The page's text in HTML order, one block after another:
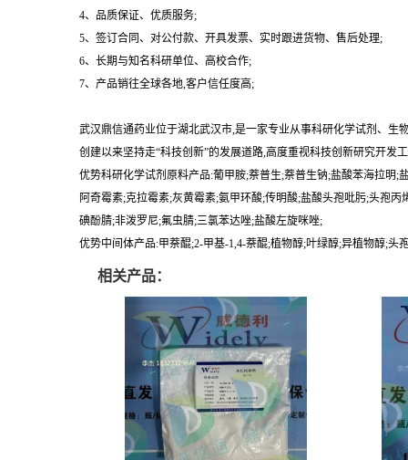
4、品质保证、优质服务;
5、签订合同、对公付款、开具发票、实时跟进货物、售后处理;
6、长期与知名科研单位、高校合作;
7、产品销往全球各地,客户信任度高;
武汉鼎信通药业位于湖北武汉市,是一家专业从事科研化学试剂、
创建以来坚持走“科技创新”的发展道路,高度重视科技创新研究开发
优势科研化学试剂原料产品:葡甲胺;萘普生;萘普生钠;盐酸苯海拉明
阿奇霉素;克拉霉素;灰黄霉素;氨甲环酸;传明酸;盐酸头孢吡肟;头孢
碘酚腈;非泼罗尼;氟虫腈;三氯苯达唑;盐酸左旋咪唑;
优势中间体产品:甲萘醌;2-甲基-1,4-萘醌;植物醇;叶绿醇;异植物醇;
相关产品：